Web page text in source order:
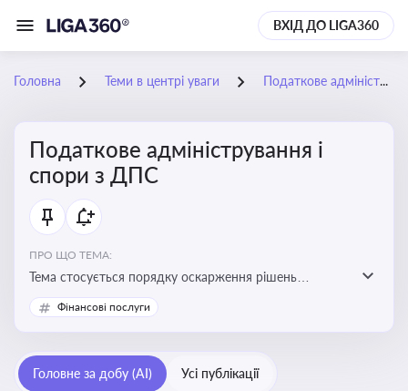
ВХІД ДО LIGA360
Головна Теми в центрі уваги Податкове адміністрування і спори з ДПС
Податкове адміністрування і
спори з ДПС
ПРО ЩО ТЕМА:
Тема стосується порядку оскарження рішень
податкових органів, що виникають внаслідок
податкових перевірок, та механізмів захисту прав
Фінансові послуги
Головне за добу (AI) Усі публікації